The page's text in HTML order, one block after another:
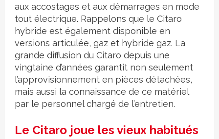
aux accostages et aux démarrages en mode
tout électrique. Rappelons que le Citaro
hybride est également disponible en
versions articulée, gaz et hybride gaz. La
grande diffusion du Citaro depuis une
vingtaine d’années garantit non seulement
l’approvisionnement en pièces détachées,
mais aussi la connaissance de ce matériel
par le personnel chargé de l’entretien.
Le Citaro joue les vieux habitués